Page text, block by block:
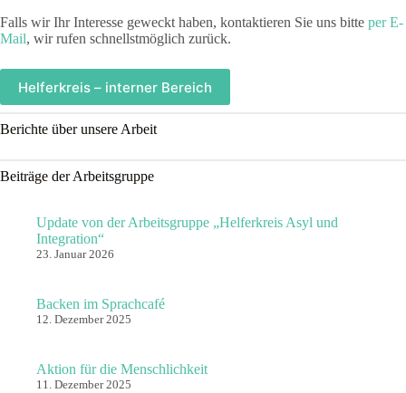
Falls wir Ihr Interesse geweckt haben, kontaktieren Sie uns bitte per E-
Mail, wir rufen schnellstmöglich zurück.
Helferkreis – interner Bereich
Berichte über unsere Arbeit
Beiträge der Arbeitsgruppe
Update von der Arbeitsgruppe „Helferkreis Asyl und
Integration“
23. Januar 2026
Backen im Sprachcafé
12. Dezember 2025
Aktion für die Menschlichkeit
11. Dezember 2025